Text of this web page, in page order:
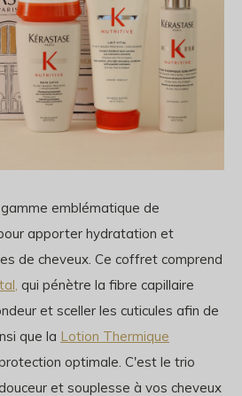
emblématique de
apporter hydratation et
de cheveux. Ce coffret comprend
qui pénètre la fibre capillaire
et sceller les cuticules afin de
que la Lotion Thermique
optimale. C'est le trio
et souplesse à vos cheveux